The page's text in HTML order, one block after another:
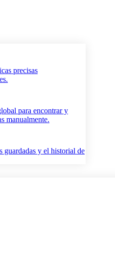
precisas
para encontrar y
manualmente.
guardadas y el historial de